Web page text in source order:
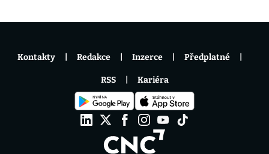
Kontakty Redakce Inzerce Předplatné
RSS Kariéra